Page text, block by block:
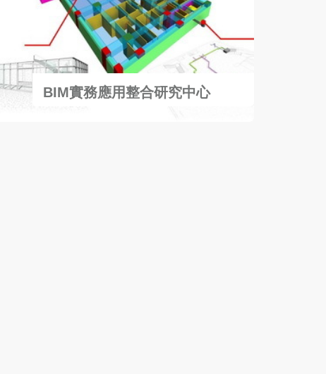
BIM實務應用整合研究中心